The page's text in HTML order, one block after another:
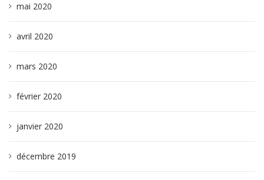
mai 2020
avril 2020
mars 2020
février 2020
janvier 2020
décembre 2019